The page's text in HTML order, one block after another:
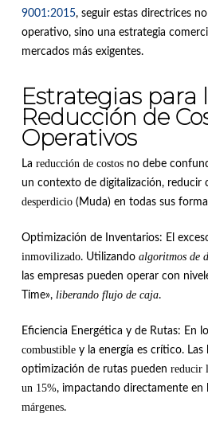
9001:2015, seguir estas directrices
operativo, sino una estrategia
mercados más exigentes.
Estrategias para
Reducción de
Operativos
La reducción de costosno debe
un contexto de digitalización, reducir
desperdicio(Muda) en todas sus
Optimización de Inventarios: El
inmovilizado. Utilizando algoritmos de
las empresas pueden operar con
Time», liberando flujo de caja.
Eficiencia Energética y de Rutas: En
combustibley la energía es crítico. Las
optimización de rutas pueden reducir
un 15%, impactando directamente en
márgenes.